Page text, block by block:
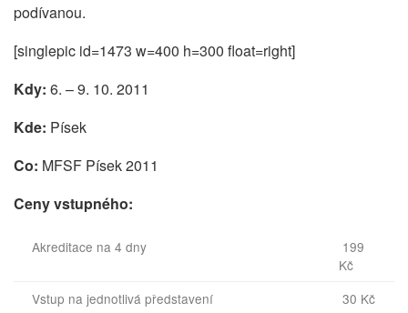
podívanou.
[singlepic id=1473 w=400 h=300 float=right]
Kdy: 6. – 9. 10. 2011
Kde: Písek
Co: MFSF Písek 2011
Ceny vstupného:
Akreditace na 4 dny
199
Kč
Vstup na jednotlivá představení
30 Kč